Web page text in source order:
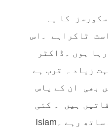
کا یہ
ٹاکراہے ۔اس
ہوں ۔ڈاکٹر
زیاد ہ قرب ہے
بھی ان کے پاس
ہیں ۔ کئی
سیمینا ر میں ان کے ساتھ رہے ۔Islam